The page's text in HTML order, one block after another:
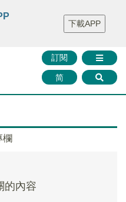
財華證券 媒體矩陣
智庫沙龍
聯絡我們
訂閱
简
下載APP
欄
的內容